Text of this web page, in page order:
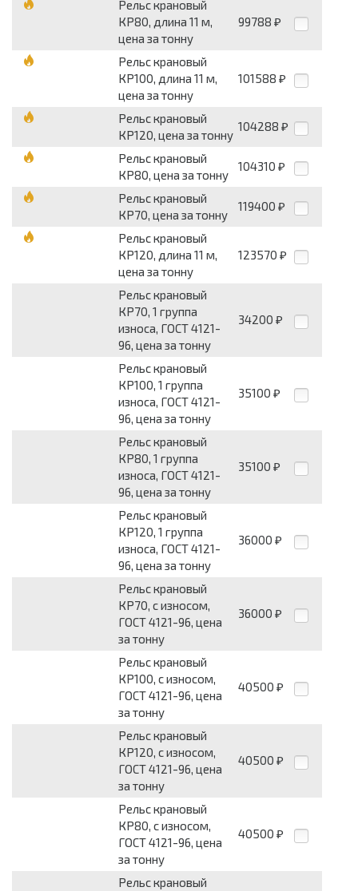
Рельс крановый
КР80, длина 11 м,
цена за тонну
99788 ₽
Рельс крановый
КР100, длина 11 м,
цена за тонну
101588 ₽
Рельс крановый
КР120, цена за тонну
104288 ₽
Рельс крановый
КР80, цена за тонну
104310 ₽
Рельс крановый
КР70, цена за тонну
119400 ₽
Рельс крановый
КР120, длина 11 м,
цена за тонну
123570 ₽
Рельс крановый
КР70, 1 группа
износа, ГОСТ 4121-
96, цена за тонну
34200 ₽
Рельс крановый
КР100, 1 группа
износа, ГОСТ 4121-
96, цена за тонну
35100 ₽
Рельс крановый
КР80, 1 группа
износа, ГОСТ 4121-
96, цена за тонну
35100 ₽
Рельс крановый
КР120, 1 группа
износа, ГОСТ 4121-
96, цена за тонну
36000 ₽
Рельс крановый
КР70, с износом,
ГОСТ 4121-96, цена
за тонну
36000 ₽
Рельс крановый
КР100, с износом,
ГОСТ 4121-96, цена
за тонну
40500 ₽
Рельс крановый
КР120, с износом,
ГОСТ 4121-96, цена
за тонну
40500 ₽
Рельс крановый
КР80, с износом,
ГОСТ 4121-96, цена
за тонну
40500 ₽
Рельс крановый